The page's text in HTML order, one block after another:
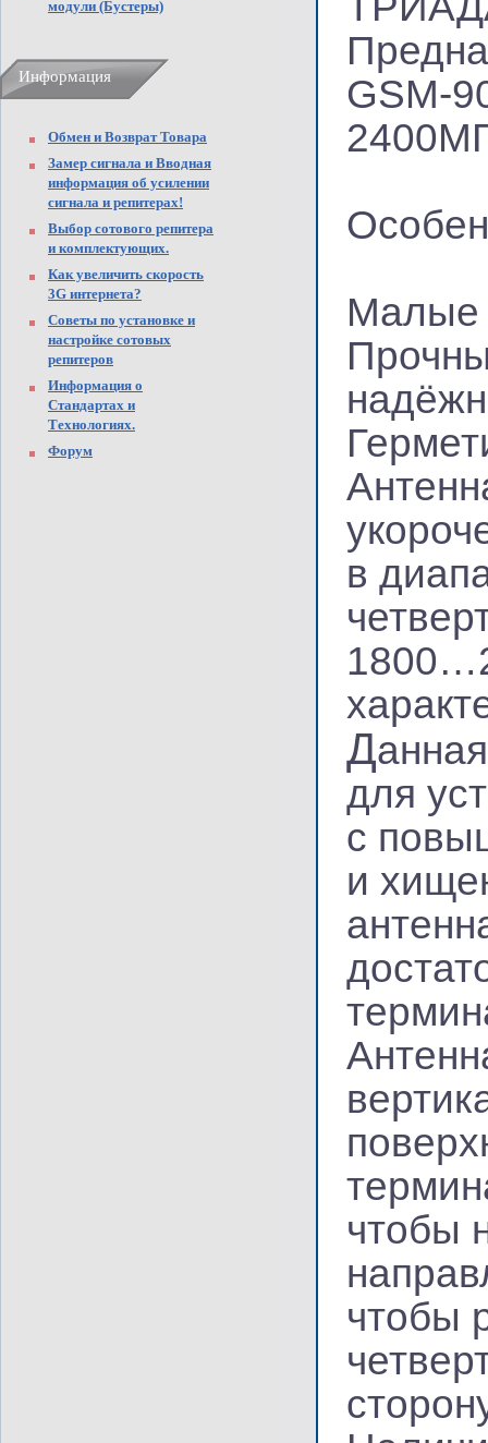
модули (Бустеры)
Информация
Обмен и Возврат Товара
Замер сигнала и Вводная
информация об усилении
сигнала и репитерах!
Выбор сотового репитера
и комплектующих.
Как увеличить скорость
3G интернета?
Советы по установке и
настройке сотовых
репитеров
Информация о
Стандартах и
Технологиях.
Форум
GSM-
Малые
в
Д
для
с
и
чтобы
чтобы